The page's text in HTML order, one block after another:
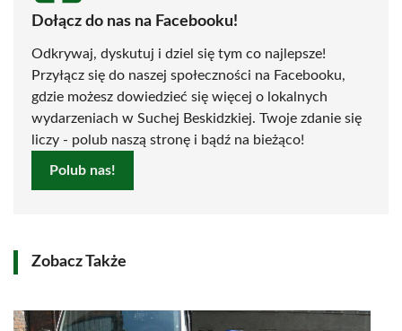
Dołącz do nas na Facebooku!
Odkrywaj, dyskutuj i dziel się tym co najlepsze!
Przyłącz się do naszej społeczności na Facebooku,
gdzie możesz dowiedzieć się więcej o lokalnych
wydarzeniach w Suchej Beskidzkiej. Twoje zdanie się
liczy - polub naszą stronę i bądź na bieżąco!
Polub nas!
Zobacz Także